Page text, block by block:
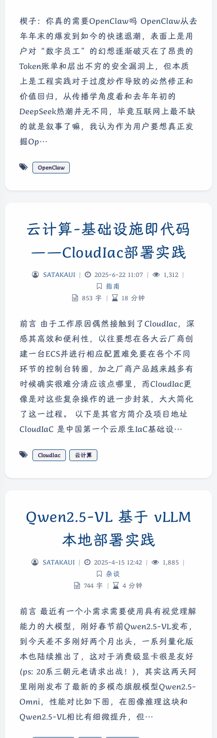
楔子：你真的需要OpenClaw吗 OpenClaw从去
年年末的爆发到如今的快速退潮，表面上是用
户对“数字员工”的幻想逐渐破灭在了昂贵的
Token账单和层出不穷的安全漏洞上，但本质
上是工程实践对于过度炒作导致的必然修正和
价值回归，从传播学角度看和去年年初的
DeepSeek热潮并无不同，毕竟互联网上最不缺
的就是叙事了嘛，我认为作为用户要想真正发
掘Op…
OpenClaw
云计算-基础设施即代码
——CloudIac部署实践
SATAKAUI | 2025-6-22 11:07 | 1,312 |
指南
853 字 | 18 分钟
前言 由于工作原因偶然接触到了CloudIac，深
感其高效和便利性，以往要想在各大云厂商创
建一台ECS并进行相应配置难免要在各个不同
环节的控制台转圈，加之厂商产品越来越多有
时候确实很难分清应该点哪里，而CloudIac更
像是对这些复杂操作的进一步封装，大大简化
了这一过程。 以下是其官方简介及项目地址
CloudIaC 是中国第一个云原生IaC基础设…
CloudIac 云计算
Qwen2.5-VL 基于 vLLM
本地部署实践
SATAKAUI | 2025-4-15 12:42 | 1,885 |
杂谈
744 字 | 4 分钟
前言 最近有一个小需求需要使用具有视觉理解
能力的大模型，刚好春节前Qwen2.5-VL发布，
到今天差不多刚好两个月出头，一系列量化版
本也陆续推出了，这对于消费级显卡很是友好
(ps: 20系三朝元老请求出战！)，其实这两天阿
里刚刚发布了最新的多模态旗舰模型Qwen2.5-
Omni，性能对比如下图，在图像推理这块和
Qwen2.5-VL相比有细微提升，但…